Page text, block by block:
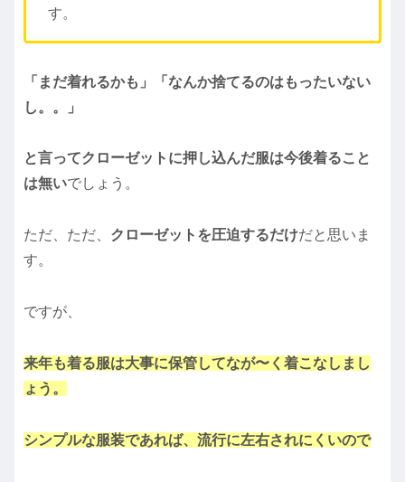
す。
「まだ着れるかも」「なんか捨てるのはもったいない
し。。」
と言ってクローゼットに押し込んだ服は今後着ること
は無いでしょう。
ただ、ただ、 クローゼットを圧迫するだけだと思いま
す。
ですが、
来年も着る服は大事に保管してなが〜く着こなしまし
ょう。
シンプルな服装であれば、流行に左右されにくいので